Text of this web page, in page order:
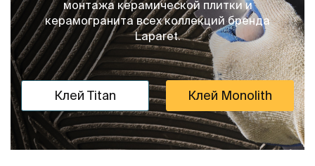
монтажа керамической плитки и
керамогранита всех коллекций бренда
Laparet.
Клей Titan Клей Monolith